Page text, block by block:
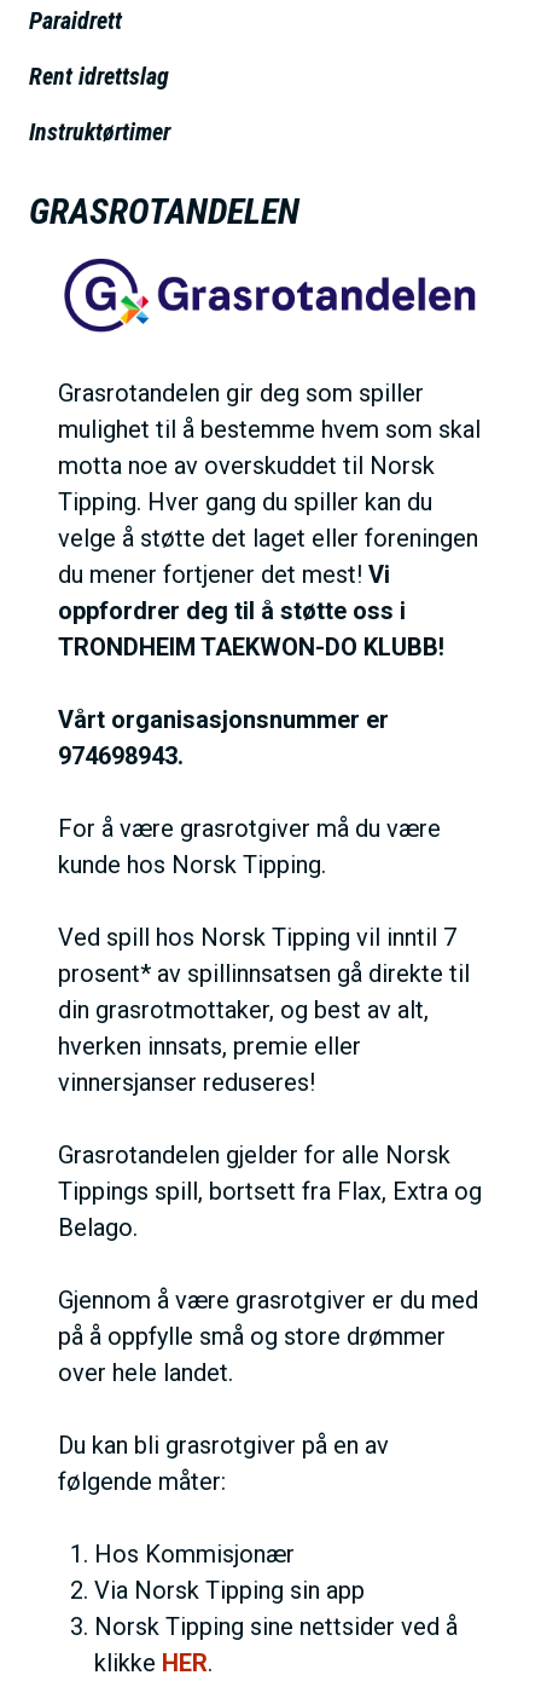
Paraidrett
Rent idrettslag
Instruktørtimer
GRASROTANDELEN
Grasrotandelen gir deg som spiller
mulighet til å bestemme hvem som skal
motta noe av overskuddet til Norsk
Tipping. Hver gang du spiller kan du
velge å støtte det laget eller foreningen
du mener fortjener det mest! Vi
oppfordrer deg til å støtte oss i
TRONDHEIM TAEKWON-DO KLUBB!
Vårt organisasjonsnummer er
974698943.
For å være grasrotgiver må du være
kunde hos Norsk Tipping.
Ved spill hos Norsk Tipping vil inntil 7
prosent* av spillinnsatsen gå direkte til
din grasrotmottaker, og best av alt,
hverken innsats, premie eller
vinnersjanser reduseres!
Grasrotandelen gjelder for alle Norsk
Tippings spill, bortsett fra Flax, Extra og
Belago.
Gjennom å være grasrotgiver er du med
på å oppfylle små og store drømmer
over hele landet.
Du kan bli grasrotgiver på en av
følgende måter:
Hos Kommisjonær
Via Norsk Tipping sin app
Norsk Tipping sine nettsider ved å
klikke HER.